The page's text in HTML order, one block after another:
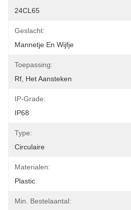
24CL65
Geslacht:
Mannetje En Wijfje
Toepassing:
Rf, Het Aansteken
IP-Grade:
IP68
Type:
Circulaire
Materialen:
Plastic
Min. Bestelaantal: